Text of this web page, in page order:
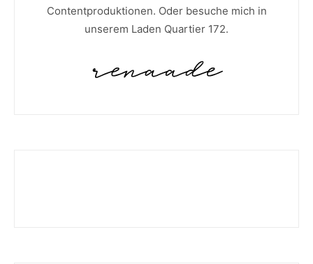
Contentproduktionen. Oder besuche mich in
unserem Laden Quartier 172.